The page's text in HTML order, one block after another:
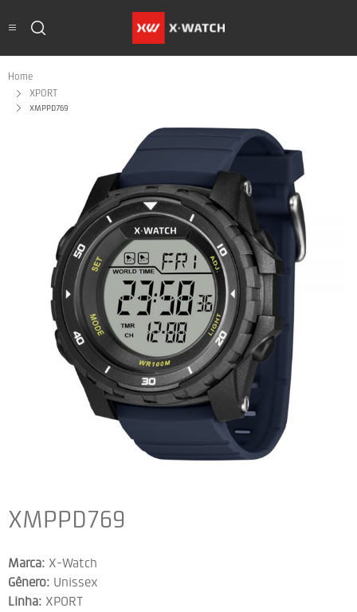
Home
XPORT
XMPPD769
XMPPD769
Marca: X-Watch
Gênero: Unissex
Linha: XPORT